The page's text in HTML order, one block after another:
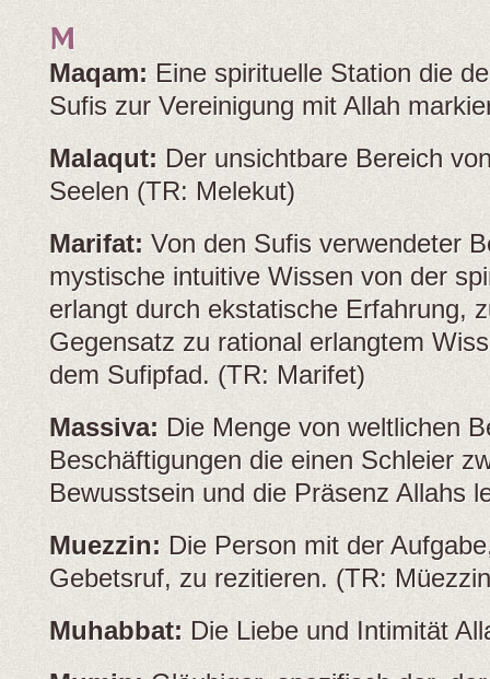
M
Maqam: Eine spirituelle Station die
Sufis zur Vereinigung mit Allah
Malaqut: Der unsichtbare Bereich
Seelen (TR: Melekut)
Marifat: Von den Sufis verwendeter
mystische intuitive Wissen von der
erlangt durch ekstatische Erfahrung,
Gegensatz zu rational erlangtem
dem Sufipfad. (TR: Marifet)
Massiva: Die Menge von weltlichen
Beschäftigungen die einen Schleier
Bewusstsein und die Präsenz Allahs
Muezzin: Die Person mit der
Gebetsruf, zu rezitieren. (TR:
Muhabbat: Die Liebe und Intimität